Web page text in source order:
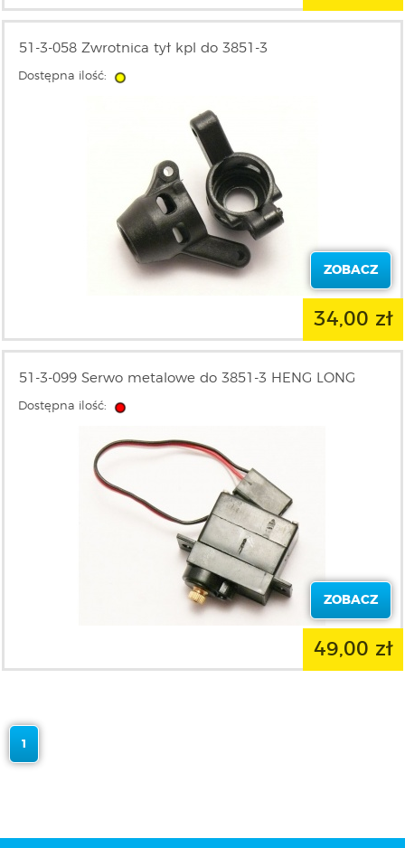
51-3-058 Zwrotnica tył kpl do 3851-3
Dostępna ilość:
ZOBACZ
34,00 zł
51-3-099 Serwo metalowe do 3851-3 HENG LONG
Dostępna ilość:
ZOBACZ
49,00 zł
1